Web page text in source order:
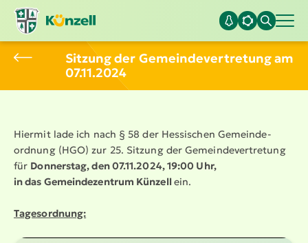
Sitzung der Gemein­de­ver­tretung am
07.11.2024
Hiermit lade ich nach § 58 der Hessischen Gemein­de­
ordnung (HGO) zur 25. Sitzung der Gemein­de­ver­tretung
für Donnerstag, den 07.11.2024, 19:00 Uhr,
in das Gemein­de­zentrum Künzell ein.
Tages­ordnung: